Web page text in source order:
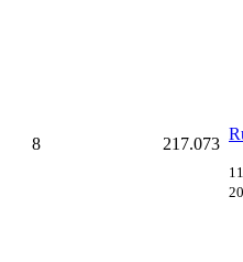
8 217.073